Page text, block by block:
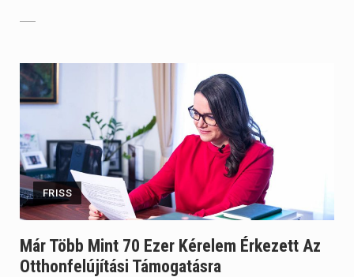
FRISS
Már Több Mint 70 Ezer Kérelem Érkezett Az
Otthonfelújítási Támogatásra